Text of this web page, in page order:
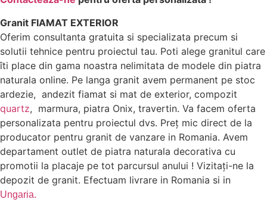
Granit FIAMAT EXTERIOR
Oferim consultanta gratuita si specializata precum si
solutii tehnice pentru proiectul tau. Poti alege granitul care
îti place din gama noastra nelimitata de modele din piatra
naturala online. Pe langa granit avem permanent pe stoc
ardezie, andezit fiamat si mat de exterior, compozit
quartz, marmura, piatra Onix, travertin. Va facem oferta
personalizata pentru proiectul dvs. Preț mic direct de la
producator pentru granit de vanzare in Romania. Avem
departament outlet de piatra naturala decorativa cu
promotii la placaje pe tot parcursul anului ! Vizitați-ne la
depozit de granit. Efectuam livrare in Romania si in
Ungaria.